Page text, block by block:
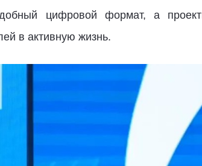
цифровой формат, а
в активную жизнь.